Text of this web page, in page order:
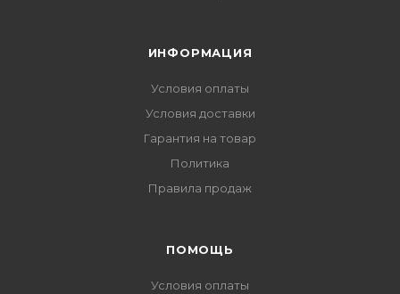
ИНФОРМАЦИЯ
Условия оплаты
Условия доставки
Гарантия на товар
Политика
Правила продаж
ПОМОЩЬ
Условия оплаты